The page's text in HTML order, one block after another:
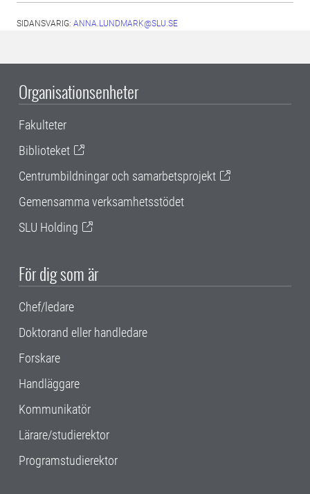
SIDANSVARIG: ANNA.LUNDMARK@SLU.SE
Organisationsenheter
Fakulteter
Biblioteket
Centrumbildningar och samarbetsprojekt
Gemensamma verksamhetsstödet
SLU Holding
För dig som är
Chef/ledare
Doktorand eller handledare
Forskare
Handläggare
Kommunikatör
Lärare/studierektor
Programstudierektor